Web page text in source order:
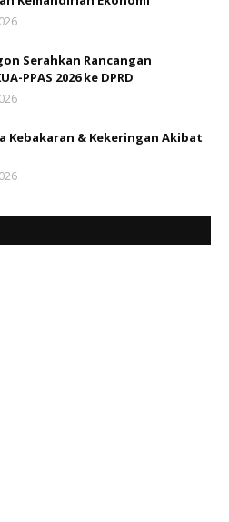
Serahkan Rancangan
PPAS 2026 ke DPRD
Kebakaran & Kekeringan Akibat